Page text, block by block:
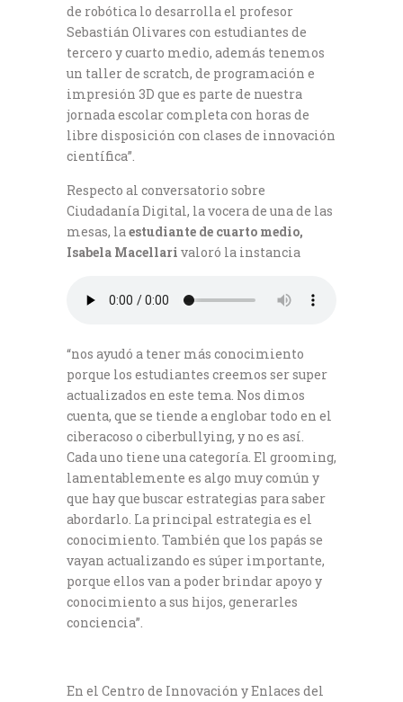
de robótica lo desarrolla el profesor
Sebastián Olivares con estudiantes de
tercero y cuarto medio, además tenemos
un taller de scratch, de programación e
impresión 3D que es parte de nuestra
jornada escolar completa con horas de
libre disposición con clases de innovación
científica”.
Respecto al conversatorio sobre
Ciudadanía Digital, la vocera de una de las
mesas, laestudiante de cuarto medio,
Isabela Macellari valoró la instancia
“nos ayudó a tener más conocimiento
porque los estudiantes creemos ser super
actualizados en este tema. Nos dimos
cuenta, que se tiende a englobar todo en el
ciberacoso o ciberbullying, y no es así.
Cada uno tiene una categoría. El grooming,
lamentablemente es algo muy común y
que hay que buscar estrategias para saber
abordarlo. La principal estrategia es el
conocimiento. También que los papás se
vayan actualizando es súper importante,
porque ellos van a poder brindar apoyo y
conocimiento a sus hijos, generarles
conciencia”.
En el Centro de Innovación y Enlaces del